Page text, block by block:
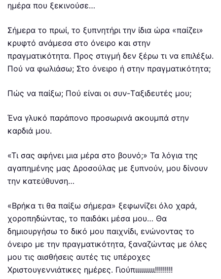
ημέρα που ξεκινούσε…
Σήμερα το πρωί, το ξυπνητήρι την ίδια ώρα «παίζει»
κρυφτό ανάμεσα στο όνειρο και στην
πραγματικότητα. Προς στιγμή δεν ξέρω τι να επιλέξω.
Πού να φωλιάσω; Στο όνειρο ή στην πραγματικότητα;
Πώς να παίξω; Πού είναι οι συν-Tαξιδευτές μου;
Ένα γλυκό παράπονο προσωρινά ακουμπά στην
καρδιά μου.
«Τι σας αφήνει μια μέρα στο βουνό;» Τα λόγια της
αγαπημένης μας Δροσούλας με ξυπνούν, μου δίνουν
την κατεύθυνση…
«Βρήκα τι θα παίξω σήμερα» ξεφωνίζει όλο χαρά,
χοροπηδώντας, το παιδάκι μέσα μου… Θα
δημιουργήσω το δικό μου παιχνίδι, ενώνοντας το
όνειρο με την πραγματικότητα, ξαναζώντας με όλες
μου τις αισθήσεις αυτές τις υπέροχες
Χριστουγεννιάτικες ημέρες. Γιούπιιιιιιιιιι!!!!!!!!!